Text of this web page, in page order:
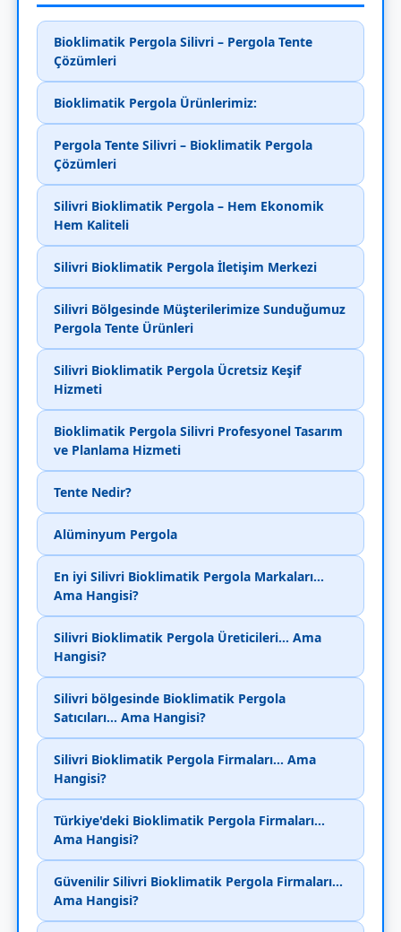
Bioklimatik Pergola Silivri – Pergola Tente
Çözümleri
Bioklimatik Pergola Ürünlerimiz:
Pergola Tente Silivri – Bioklimatik Pergola
Çözümleri
Silivri Bioklimatik Pergola – Hem Ekonomik
Hem Kaliteli
Silivri Bioklimatik Pergola İletişim Merkezi
Silivri Bölgesinde Müşterilerimize Sunduğumuz
Pergola Tente Ürünleri
Silivri Bioklimatik Pergola Ücretsiz Keşif
Hizmeti
Bioklimatik Pergola Silivri Profesyonel Tasarım
ve Planlama Hizmeti
Tente Nedir?
Alüminyum Pergola
En iyi Silivri Bioklimatik Pergola Markaları...
Ama Hangisi?
Silivri Bioklimatik Pergola Üreticileri... Ama
Hangisi?
Silivri bölgesinde Bioklimatik Pergola
Satıcıları... Ama Hangisi?
Silivri Bioklimatik Pergola Firmaları... Ama
Hangisi?
Türkiye'deki Bioklimatik Pergola Firmaları...
Ama Hangisi?
Güvenilir Silivri Bioklimatik Pergola Firmaları...
Ama Hangisi?